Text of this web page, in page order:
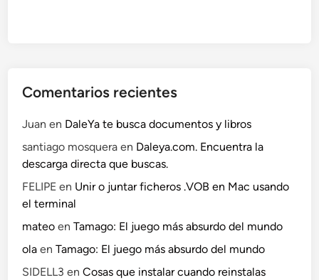
Comentarios recientes
Juan en DaleYa te busca documentos y libros
santiago mosquera en Daleya.com. Encuentra la
descarga directa que buscas.
FELIPE en Unir o juntar ficheros .VOB en Mac usando
el terminal
mateo enTamago: El juego más absurdo del mundo
ola enTamago: El juego más absurdo del mundo
SIDELL3 enCosas que instalar cuando reinstalas